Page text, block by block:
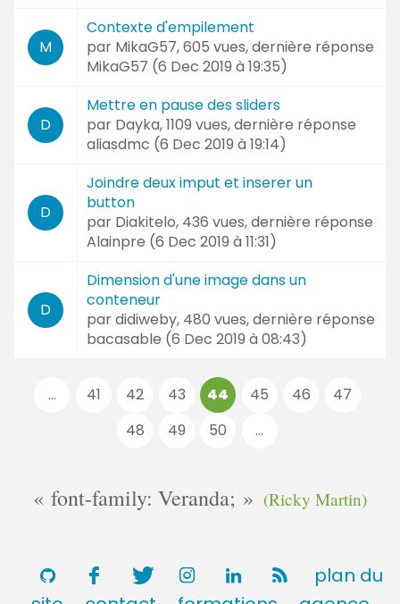
M
Contexte d'empilement
par MikaG57, 605 vues, dernière réponse
MikaG57 (6 Dec 2019 à 19:35)
D
Mettre en pause des sliders
par Dayka, 1109 vues, dernière réponse
aliasdmc (6 Dec 2019 à 19:14)
D
Joindre deux imput et inserer un
button
par Diakitelo, 436 vues, dernière réponse
Alainpre (6 Dec 2019 à 11:31)
D
Dimension d'une image dans un
conteneur
pardidiweby, 480 vues, dernière réponse
bacasable (6 Dec 2019 à 08:43)
... 41 42 43 44 45 46
47
48
49 50 ...
font-family: Veranda; (Ricky Martin)
plan du